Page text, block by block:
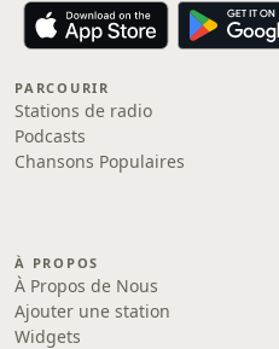
PARCOURIR
Stations de radio
Podcasts
Chansons Populaires
À PROPOS
À Propos de Nous
Ajouter une station
Widgets